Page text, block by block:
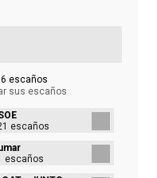
escaños
sus escaños
escaños
escaños